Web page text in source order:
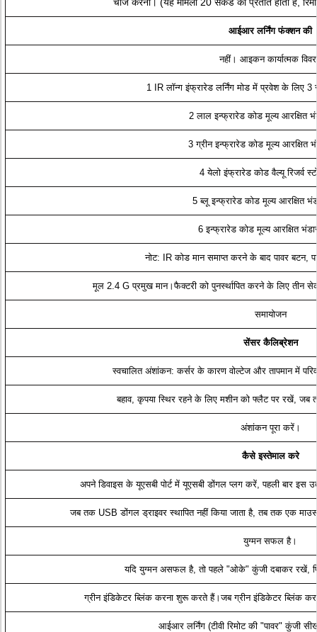
आईआर लर्निंग फंक्शन की
नहीं। आइकन कार्यात्मक
1 IR लॉन्ग इंफ्रारेड लर्निंग मोड में प्रवेश के लिए
2 लाल इन्फ्रारेड कोड मूल्य आरक्षित
3 ग्रीन इन्फ्रारेड कोड मूल्य आरक्षित
4 येलो इंफ्रारेड कोड वैल्यू रिजर्व
5 ब्लू इन्फ्रारेड कोड मूल्य आरक्षित
6 इन्फ्रारेड कोड मूल्य आरक्षित
नोट: IR कोड मान समाप्त करने के बाद पावर बटन,
मूल 2.4 G प्रमुख मान।फैक्टरी को पुनर्स्थापित करने के लिए
समायोजन
सेंसर कैलिब्रेशन
स्वचालित अंशांकन: कर्सर के कारण वोल्टेज और तापमान में
बहाव, कृपया स्थिर रहने के लिए मशीन को फ्लैट पर रखें, जब
अंशांकन पूरा करें।
कैसे इस्तेमाल करे
अपने डिवाइस के यूएसबी पोर्ट में यूएसबी डोंगल प्लग करें, पहली बार इस
जब तक USB डोंगल ड्राइवर स्थापित नहीं किया जाता है, तब तक एक
युग्मन सफल है।
यदि युग्मन असफल है, तो पहले "ओके" कुंजी दबाकर रखें,
ग्रीन इंडिकेटर ब्लिंक करना शुरू करते हैं।जब ग्रीन इंडिकेटर ब्लिंक
आईआर लर्निंग (टीवी रिमोट की "पावर" कुंजी